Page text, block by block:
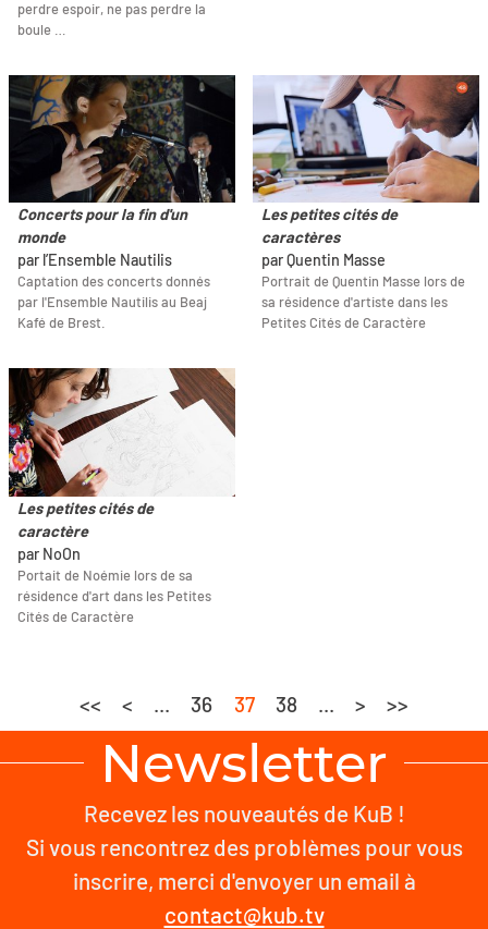
perdre espoir, ne pas perdre la
boule …
Concerts pour la fin d'un
monde
par l’Ensemble Nautilis
Captation des concerts donnés
par l'Ensemble Nautilis au Beaj
Kafé de Brest.
Les petites cités de
caractères
par Quentin Masse
Portrait de Quentin Masse lors de
sa résidence d'artiste dans les
Petites Cités de Caractère
Les petites cités de
caractère
par NoOn
Portait de Noémie lors de sa
résidence d'art dans les Petites
Cités de Caractère
<< < ... 36 37 38 ... > >>
Newsletter
Recevez les nouveautés de KuB !
Si vous rencontrez des problèmes pour vous
inscrire, merci d'envoyer un email à
contact@kub.tv